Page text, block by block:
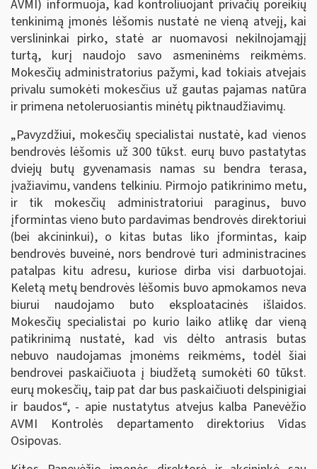
AVMI) informuoja, kad kontroliuojant privačių poreikių
tenkinimą įmonės lėšomis nustatė ne vieną atvejį, kai
verslininkai pirko, statė ar nuomavosi nekilnojamąjį
turtą, kurį naudojo savo asmeninėms reikmėms.
Mokesčių administratorius pažymi, kad tokiais atvejais
privalu sumokėti mokesčius už gautas pajamas natūra
ir primena netoleruosiantis minėtų piktnaudžiavimų.
„Pavyzdžiui, mokesčių specialistai nustatė, kad vienos
bendrovės lėšomis už 300 tūkst. eurų buvo pastatytas
dviejų butų gyvenamasis namas su bendra terasa,
įvažiavimu, vandens telkiniu. Pirmojo patikrinimo metu,
ir tik mokesčių administratoriui paraginus, buvo
įformintas vieno buto pardavimas bendrovės direktoriui
(bei akcininkui), o kitas butas liko įformintas, kaip
bendrovės buveinė, nors bendrovė turi administracines
patalpas kitu adresu, kuriose dirba visi darbuotojai.
Keletą metų bendrovės lėšomis buvo apmokamos neva
biurui naudojamo buto eksploatacinės išlaidos.
Mokesčių specialistai po kurio laiko atlikę dar vieną
patikrinimą nustatė, kad vis dėlto antrasis butas
nebuvo naudojamas įmonėms reikmėms, todėl šiai
bendrovei paskaičiuota į biudžetą sumokėti 60 tūkst.
eurų mokesčių, taip pat dar bus paskaičiuoti delspinigiai
ir baudos“, - apie nustatytus atvejus kalba Panevėžio
AVMI Kontrolės departamento direktorius Vidas
Osipovas.